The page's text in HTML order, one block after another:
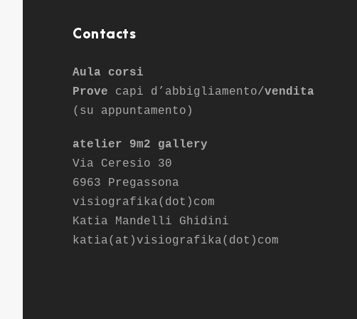
Contacts
Aula corsi
Prove capi d’abbigliamento/vendita
(su appuntamento)
atelier 9m2 gallery
Via Ceresio 30
6963 Pregassona
visiografika(dot)com
Katia Mandelli Ghidini
katia(at)visiografika(dot)com